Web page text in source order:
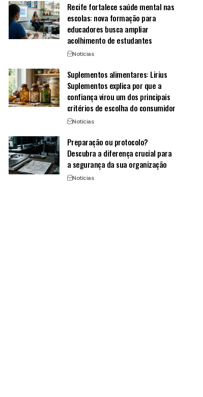
Recife fortalece saúde mental nas
escolas: nova formação para
educadores busca ampliar
acolhimento de estudantes
Notícias
Suplementos alimentares: Lirius
Suplementos explica por que a
confiança virou um dos principais
critérios de escolha do consumidor
Notícias
Preparação ou protocolo?
Descubra a diferença crucial para
a segurança da sua organização
Notícias